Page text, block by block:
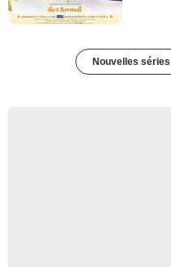
Nouvelles